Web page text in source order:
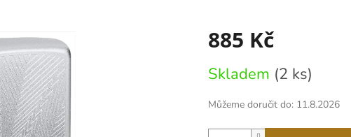
885 Kč
cena:
Skladem (2 ks)
Můžeme doručit do: 11.8.2026